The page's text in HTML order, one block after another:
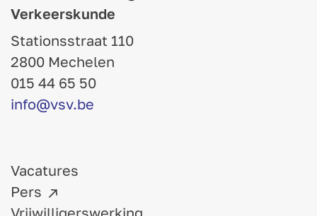
Verkeerskunde
Stationsstraat 110
2800 Mechelen
015 44 65 50
info@vsv.be
Vacatures
Pers
Vrijwilligerswerking